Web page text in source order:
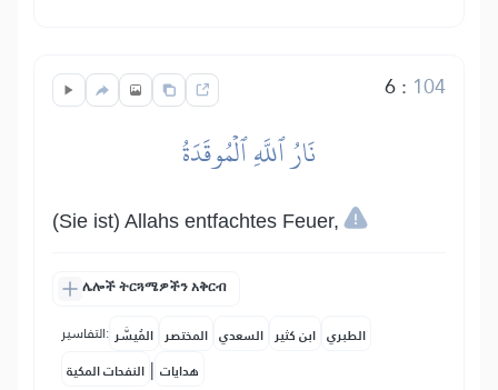
6: 104
نَارُ ٱللَّهِ ٱلۡمُوقَدَةُ
(Sie ist) Allahs entfachtes Feuer,
ሌሎች ትርጓሜዎችን አቅርብ
التفاسير: المُيسَّر المختصر السعدي ابن كثير الطبري
النفحات المكية | هدايات